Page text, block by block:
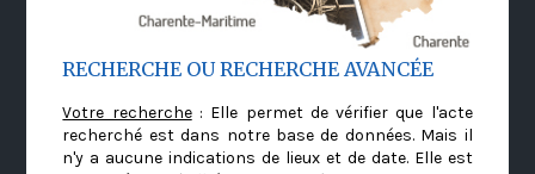
RECHERCHE OU RECHERCHE AVANCÉE
Votre recherche: Elle permet de vérifier que l'acte
recherché est dans notre base de données. Mais il
n'y a aucune indications de lieux et de date. Elle est